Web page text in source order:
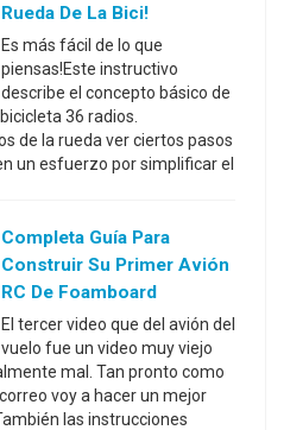
Rueda De La Bici!
Es más fácil de lo que
piensas!Este instructivo
describe el concepto básico de
36 radios.
de la rueda ver ciertos pasos
un esfuerzo por simplificar el
Completa Guía Para
Construir Su Primer Avión
RC De Foamboard
El tercer video que del avión del
vuelo fue un video muy viejo
mal. Tan pronto como
voy a hacer un mejor
las instrucciones